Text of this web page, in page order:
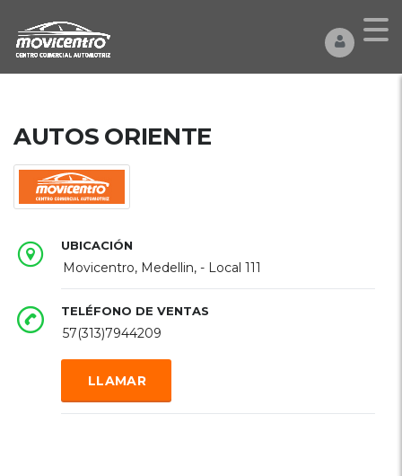
AUTOS ORIENTE
UBICACIÓN
Movicentro, Medellin, - Local 111
TELÉFONO DE VENTAS
57(313)7944209
LLAMAR